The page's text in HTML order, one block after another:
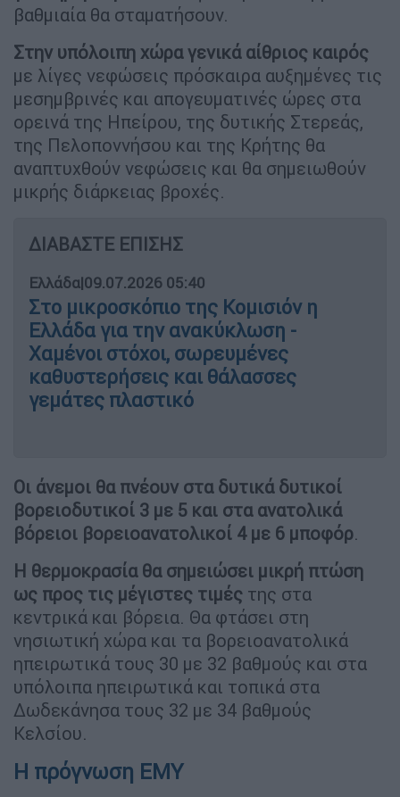
βαθμιαία θα σταματήσουν.
Στην υπόλοιπη χώρα γενικά αίθριος καιρός
με λίγες νεφώσεις πρόσκαιρα αυξημένες τις
μεσημβρινές και απογευματινές ώρες στα
ορεινά της Ηπείρου, της δυτικής Στερεάς,
της Πελοποννήσου και της Κρήτης θα
αναπτυχθούν νεφώσεις και θα σημειωθούν
μικρής διάρκειας βροχές.
ΔΙΑΒΑΣΤΕ ΕΠΙΣΗΣ
Ελλάδα|09.07.2026 05:40
Στο μικροσκόπιο της Κομισιόν η
Ελλάδα για την ανακύκλωση -
Χαμένοι στόχοι, σωρευμένες
καθυστερήσεις και θάλασσες
γεμάτες πλαστικό
Οι άνεμοι θα πνέουν στα δυτικά δυτικοί
βορειοδυτικοί 3 με 5 και στα ανατολικά
βόρειοι βορειοανατολικοί 4 με 6 μποφόρ.
Η θερμοκρασία θα σημειώσει μικρή πτώση
ως προς τις μέγιστες τιμές της στα
κεντρικά και βόρεια. Θα φτάσει στη
νησιωτική χώρα και τα βορειοανατολικά
ηπειρωτικά τους 30 με 32 βαθμούς και στα
υπόλοιπα ηπειρωτικά και τοπικά στα
Δωδεκάνησα τους 32 με 34 βαθμούς
Κελσίου.
Η πρόγνωση ΕΜΥ